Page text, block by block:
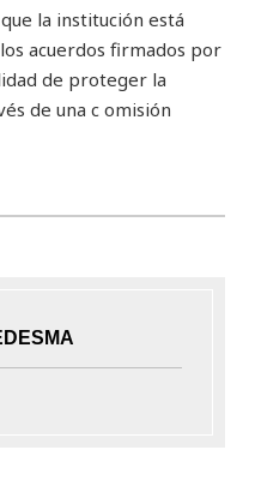
la institución está
acuerdos firmados por
de proteger la
de una c omisión